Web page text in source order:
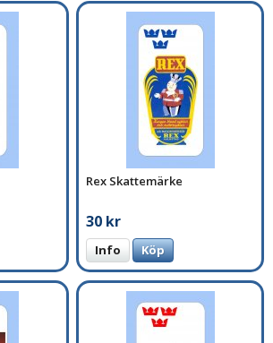
Rex Skattemärke
30 kr
Info Köp